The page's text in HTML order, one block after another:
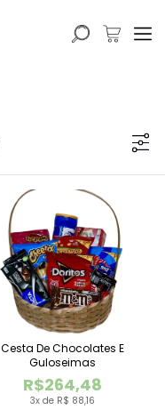
3x de R$ 88,16
R$264,48
Cesta De Chocolates E
Guloseimas